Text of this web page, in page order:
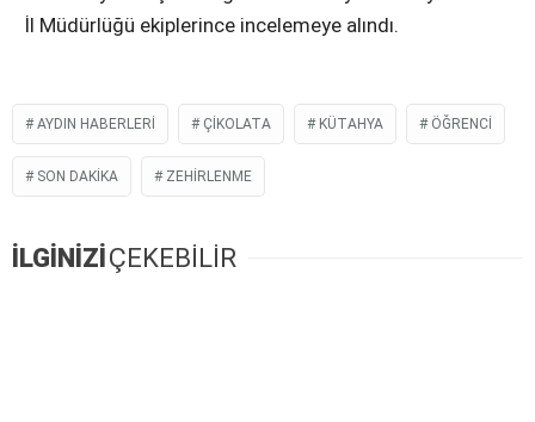
İl Müdürlüğü ekiplerince incelemeye alındı.
AYDIN HABERLERI ÇIKOLATA KÜTAHYA ÖĞRENCI
SON DAKIKA ZEHIRLENME
İLGİNİZİÇEKEBİLİR